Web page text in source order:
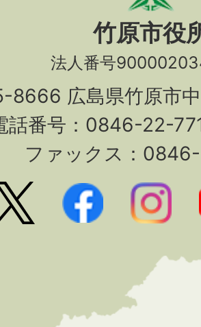
竹原市役
法人番号
8666 広島県竹原市
話番号：0846-22-
ファックス：